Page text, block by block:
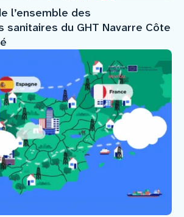
l’ensemble des
sanitaires du GHT Navarre Côte